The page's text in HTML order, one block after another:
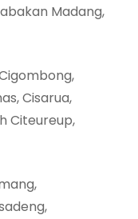
Madang,
Cisarua,
Citeureup,